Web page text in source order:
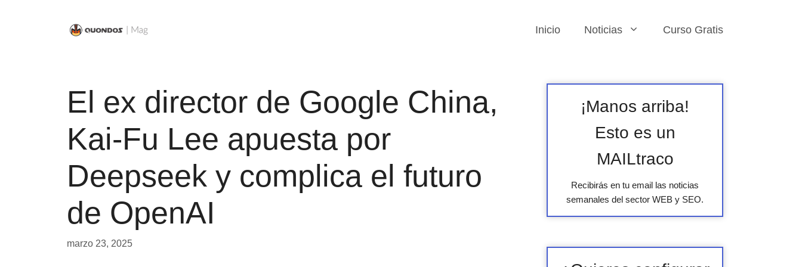
Inicio Noticias Curso Gratis
El ex director de Google China,
Kai-Fu Lee apuesta por
Deepseek y complica el futuro
de OpenAI
marzo 23, 2025
¡Manos arriba!
Esto es un
MAILtraco
Recibirás en tu email las noticias
semanales del sector WEB y SEO.